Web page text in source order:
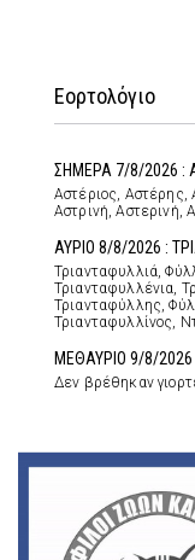
Εορτολόγιο
ΣΗΜΕΡΑ 7/8/2026 :
Αστέριος,
Αστρινή, Αστερινή,
ΑΥΡΙΟ 8/8/2026 :
Τριανταφυλλιά,
Τριανταφυλλένια,
Τριανταφύλλης,
Τριανταφυλλίνος,
ΜΕΘΑΥΡΙΟ 9/8/2026
Δεν βρέθηκαν